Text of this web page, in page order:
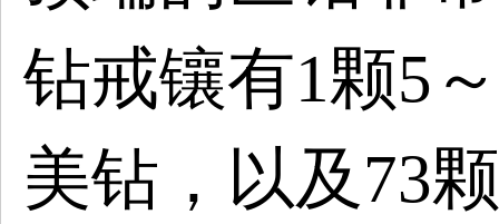
钻戒镶有1颗5
美钻，以及73